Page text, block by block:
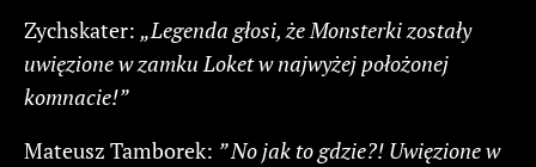
Zychskater: „Legenda głosi, że Monsterki zostały
uwięzione w zamku Loket w najwyżej położonej
komnacie!”
Mateusz Tamborek: ” No jak to gdzie?! Uwięzione w